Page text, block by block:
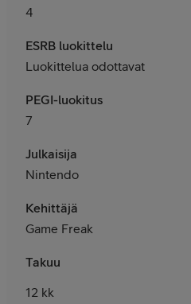
4
ESRB luokittelu
Luokittelua odottavat
PEGI-luokitus
7
Julkaisija
Nintendo
Kehittäjä
Game Freak
Takuu
12 kk